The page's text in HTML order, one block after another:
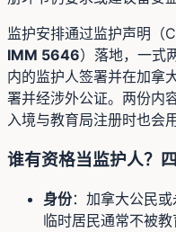
监护安排通过监护声明
IMM 5646）落地，一式
内的监护人签署并在加拿
署并经涉外公证。两份内
入境与教育局注册时也会用
谁有资格当监护人？
身份：加拿大公民
临时居民通常不被教